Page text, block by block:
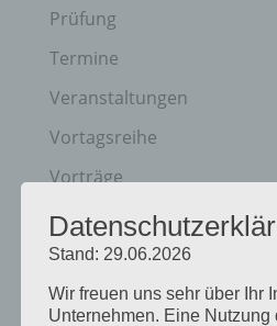
Prüfung
Termine
Veranstaltungen
Vortagsreihe
Vorträge
Archiv
März 2026
Stand: 29.06.2026
Wir freuen uns sehr über Ihr
Unternehmen. Eine Nutzung